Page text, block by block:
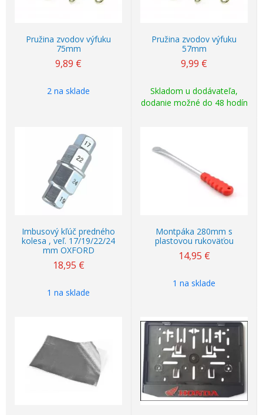
Pružina zvodov výfuku
75mm
9,89 €
2 na sklade
Pružina zvodov výfuku
57mm
9,99 €
Skladom u dodávateľa,
dodanie možné do 48 hodín
Imbusový kľúč predného
kolesa , veľ. 17/19/22/24
mm OXFORD
18,95 €
1 na sklade
Montpáka 280mm s
plastovou rukoväťou
14,95 €
1 na sklade